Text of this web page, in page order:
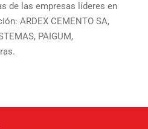
de las empresas líderes en
ARDEX CEMENTO SA,
PAIGUM,